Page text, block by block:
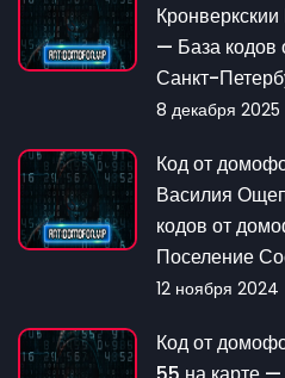
— База кодов
Санкт-
8 декабря 2025
Код от
Василия
кодов от
Поселение
12 ноября 2024
Код от